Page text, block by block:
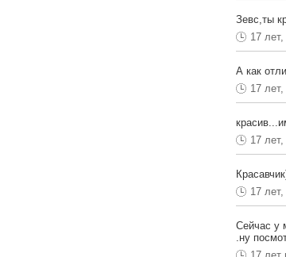
Зевс,ты
17
А как
17
17
17
Сейчас у
.ну